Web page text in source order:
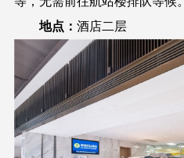
地点： 酒店二层